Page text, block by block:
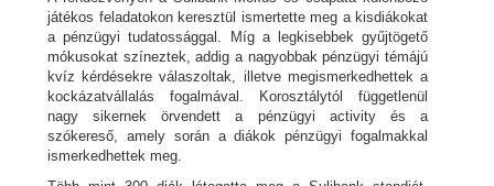
játékos feladatokon keresztül ismertette meg a kisdiákokat
a pénzügyi tudatossággal. Míg a legkisebbek gyűjtögető
mókusokat színeztek, addig a nagyobbak pénzügyi témájú
kvíz kérdésekre válaszoltak, illetve megismerkedhettek a
kockázatvállalás fogalmával. Korosztálytól függetlenül
nagy sikernek örvendett a pénzügyi activity és a
szókereső, amely során a diákok pénzügyi fogalmakkal
ismerkedhettek meg.